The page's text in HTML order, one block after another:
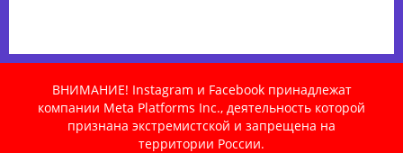
ВНИМАНИЕ! Instagram и Facebook принадлежат
компании Meta Platforms Inc., деятельность которой
признана экстремистской и запрещена на
территории России.